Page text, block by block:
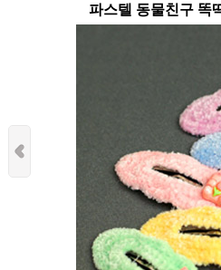
파스텔 동물친구 똑